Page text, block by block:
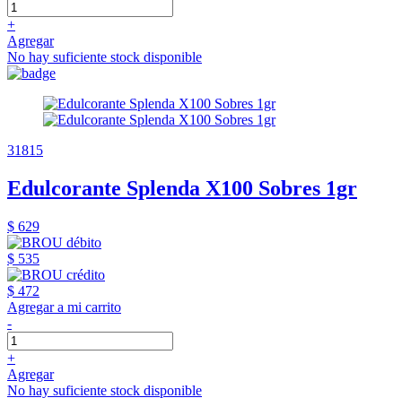
+
Agregar
No hay suficiente stock disponible
31815
Edulcorante Splenda X100 Sobres 1gr
$ 629
$ 535
$ 472
Agregar a mi carrito
-
+
Agregar
No hay suficiente stock disponible